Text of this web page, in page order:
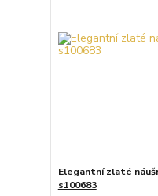
Elegantní zlaté
s100683